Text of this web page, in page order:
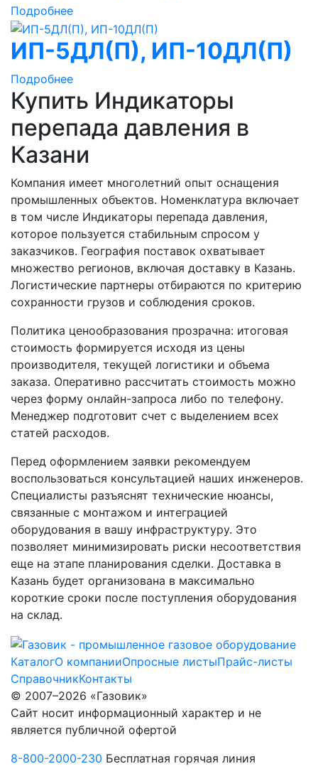
Подробнее
ИП-5ДЛ(П), ИП-10ДЛ(П)
Подробнее
Купить Индикаторы
перепада давления в
Казани
Компания имеет многолетний опыт оснащения
промышленных объектов. Номенклатура включает
в том числе Индикаторы перепада давления,
которое пользуется стабильным спросом у
заказчиков. География поставок охватывает
множество регионов, включая доставку в Казань.
Логистические партнеры отбираются по критерию
сохранности грузов и соблюдения сроков.
Политика ценообразования прозрачна: итоговая
стоимость формируется исходя из цены
производителя, текущей логистики и объема
заказа. Оперативно рассчитать стоимость можно
через форму онлайн-запроса либо по телефону.
Менеджер подготовит счет с выделением всех
статей расходов.
Перед оформлением заявки рекомендуем
воспользоваться консультацией наших инженеров.
Специалисты разъяснят технические нюансы,
связанные с монтажом и интеграцией
оборудования в вашу инфраструктуру. Это
позволяет минимизировать риски несоответствия
еще на этапе планирования сделки. Доставка в
Казань будет организована в максимально
короткие сроки после поступления оборудования
на склад.
КаталогО компанииОпросные листыПрайс-листы
СправочникКонтакты
© 2007–2026 «Газовик»
Сайт носит информационный характер и не
является публичной офертой
8-800-2000-230 Бесплатная горячая линия